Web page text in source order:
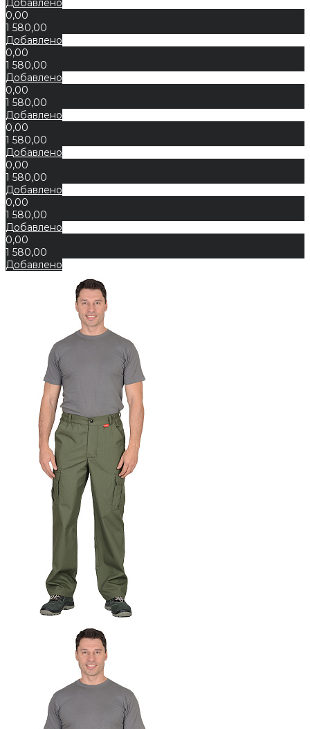
Добавлено
0,00
1 580,00
Добавлено
0,00
1 580,00
Добавлено
0,00
1 580,00
Добавлено
0,00
1 580,00
Добавлено
0,00
1 580,00
Добавлено
0,00
1 580,00
Добавлено
0,00
1 580,00
Добавлено